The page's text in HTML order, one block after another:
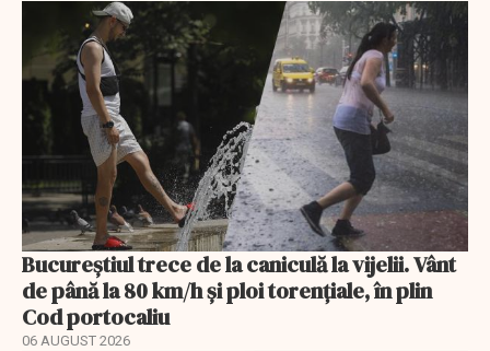
Bucureștiul trece de la caniculă la vijelii. Vânt
de până la 80 km/h și ploi torențiale, în plin
Cod portocaliu
06 AUGUST 2026